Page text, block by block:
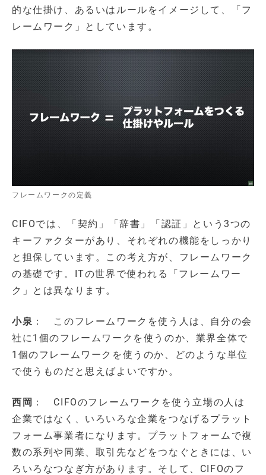
的な仕掛け、あるいはルールをイメージして、「フ
レームワーク」としています。
フレームワークの定義
CIFOでは、「契約」「辞書」「認証」という3つの
キーファクターがあり、それぞれの機能をしっかり
と担保しています。この考え方が、フレームワーク
の基礎です。ITの世界で使われる「フレームワー
ク」とは異なります。
小泉 ： このフレームワークを使う人は、自分の会
社に1個のフレームワークを使うのか、業界全体で
1個のフレームワークを使うのか、どのような単位
で使うものだと思えばよいですか。
西岡 ： CIFOのフレームワークを使う立場の人は
企業ではなく、いろいろな企業をつなげるプラット
フォーム事業者になります。プラットフォームで複
数の系列や同業、取引先などをつなぐときには、い
ろいろなつなぎ方があります。そして、CIFOのフ